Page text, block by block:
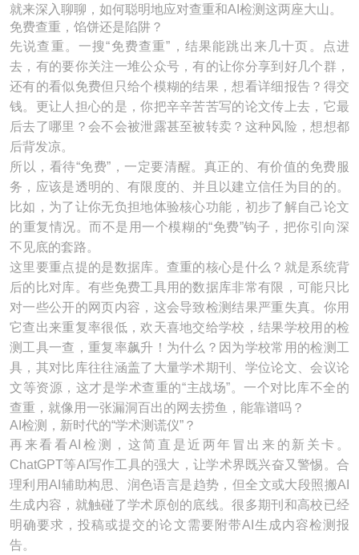
就来深入聊聊，如何聪明地应对查重和AI检测这两座大山。
免费查重，馅饼还是陷阱？
先说查重。一搜“免费查重”，结果能跳出来几十页。点进
去，有的要你关注一堆公众号，有的让你分享到好几个群，
还有的看似免费但只给个模糊的结果，想看详细报告？得交
钱。更让人担心的是，你把辛辛苦苦写的论文传上去，它最
后去了哪里？会不会被泄露甚至被转卖？这种风险，想想都
后背发凉。
所以，看待“免费”，一定要清醒。真正的、有价值的免费服
务，应该是透明的、有限度的、并且以建立信任为目的的。
比如，为了让你无负担地体验核心功能，初步了解自己论文
的重复情况。而不是用一个模糊的“免费”钩子，把你引向深
不见底的套路。
这里要重点提的是数据库。查重的核心是什么？就是系统背
后的比对库。有些免费工具用的数据库非常有限，可能只比
对一些公开的网页内容，这会导致检测结果严重失真。你用
它查出来重复率很低，欢天喜地交给学校，结果学校用的检
测工具一查，重复率飙升！为什么？因为学校常用的检测工
具，其对比库往往涵盖了大量学术期刊、学位论文、会议论
文等资源，这才是学术查重的“主战场”。一个对比库不全的
查重，就像用一张漏洞百出的网去捞鱼，能靠谱吗？
AI检测，新时代的“学术测谎仪”？
再来看看AI检测，这简直是近两年冒出来的新关卡。
ChatGPT等AI写作工具的强大，让学术界既兴奋又警惕。合
理利用AI辅助构思、润色语言是趋势，但全文或大段照搬AI
生成内容，就触碰了学术原创的底线。很多期刊和高校已经
明确要求，投稿或提交的论文需要附带AI生成内容检测报
告。